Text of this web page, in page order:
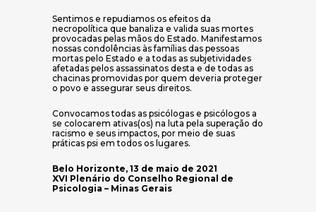
Sentimos e repudiamos os efeitos da
necropolítica que banaliza e valida suas mortes
provocadas pelas mãos do Estado. Manifestamos
nossas condolências às famílias das pessoas
mortas pelo Estado e a todas as subjetividades
afetadas pelos assassinatos desta e de todas as
chacinas promovidas por quem deveria proteger
o povo e assegurar seus direitos.
Convocamos todas as psicólogas e psicólogos a
se colocarem ativas(os) na luta pela superação do
racismo e seus impactos, por meio de suas
práticas psi em todos os lugares.
Belo Horizonte, 13 de maio de 2021
XVI Plenário do Conselho Regional de
Psicologia – Minas Gerais